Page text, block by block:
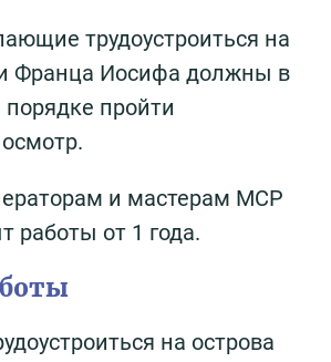
трудоустроиться на
Франца Иосифа должны в
пройти
и мастерам МСР
работы от 1 года.
на острова